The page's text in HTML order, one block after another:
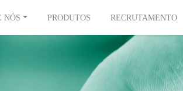
NÓS PRODUTOS RECRUTAMENTO